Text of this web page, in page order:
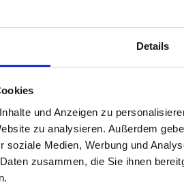
Details
und Anzeigen zu
zu analysieren. Außerdem
soziale Medien, Werbung und
zusammen, die Sie ihnen